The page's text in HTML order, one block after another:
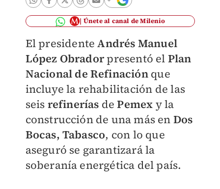
Únete al canal de Milenio
El presidenteAndrés Manuel
López Obradorpresentó el Plan
Nacional de Refinación que
incluye la rehabilitación de las
seis refinerías dePemex y la
construcción de una más en Dos
Bocas, Tabasco, con lo que
aseguró se garantizará la
soberanía energética del país.